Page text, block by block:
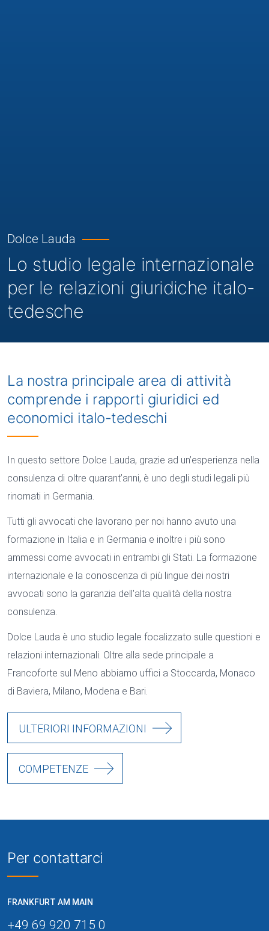
Dolce Lauda
Lo studio legale internazionale
per le relazioni giuridiche italo-
tedesche
La nostra principale area di attività
comprende i rapporti giuridici ed
economici italo-tedeschi
In questo settore Dolce Lauda, grazie ad un’esperienza nella
consulenza di oltre quarant’anni, è uno degli studi legali più
rinomati in Germania.
Tutti gli avvocati che lavorano per noi hanno avuto una
formazione in Italia e in Germania e inoltre i più sono
ammessi come avvocati in entrambi gli Stati. La formazione
internazionale e la conoscenza di più lingue dei nostri
avvocati sono la garanzia dell'alta qualità della nostra
consulenza.
Dolce Lauda è uno studio legale focalizzato sulle questioni e
relazioni internazionali. Oltre alla sede principale a
Francoforte sul Meno abbiamo uffici a Stoccarda, Monaco
di Baviera, Milano, Modena e Bari.
ULTERIORI INFORMAZIONI
COMPETENZE
Per contattarci
FRANKFURT AM MAIN
+49 69 920 715 0